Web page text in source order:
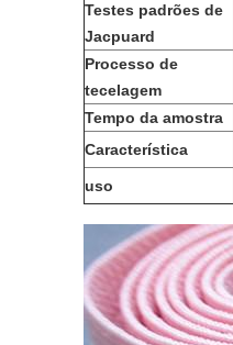
Testes padrões de
Jacpuard
Processo de
tecelagem
Tempo da amostra
Característica
uso